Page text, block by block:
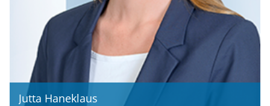
Jutta Haneklaus